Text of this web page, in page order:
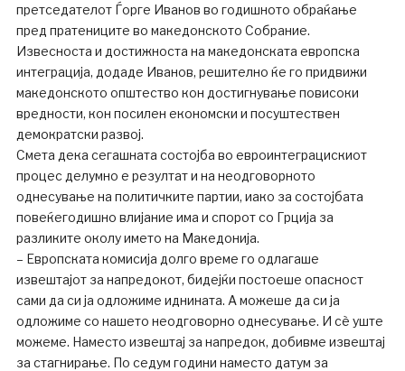
претседателот Ѓорге Иванов во годишното обраќање
пред пратениците во македонското Собрание.
Извесноста и достижноста на македонската европска
интеграција, додаде Иванов, решително ќе го придвижи
македонското општество кон достигнување повисоки
вредности, кон посилен економски и посуштествен
демократски развој.
Смета дека сегашната состојба во евроинтеграцискиот
процес делумно е резултат и на неодговорното
однесување на политичките партии, иако за состојбата
повеќегодишно влијание има и спорот со Грција за
разликите околу името на Македонија.
– Европската комисија долго време го одлагаше
извештајот за напредокот, бидејќи постоеше опасност
сами да си ја одложиме иднината. А можеше да си ја
одложиме со нашето неодговорно однесување. И сè уште
можеме. Наместо извештај за напредок, добивме извештај
за стагнирање. По седум години наместо датум за